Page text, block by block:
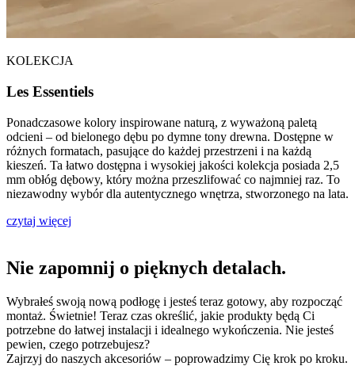
KOLEKCJA
Les Essentiels
Ponadczasowe kolory inspirowane naturą, z wyważoną paletą
odcieni – od bielonego dębu po dymne tony drewna. Dostępne w
różnych formatach, pasujące do każdej przestrzeni i na każdą
kieszeń. Ta łatwo dostępna i wysokiej jakości kolekcja posiada 2,5
mm obłóg dębowy, który można przeszlifować co najmniej raz. To
niezawodny wybór dla autentycznego wnętrza, stworzonego na lata.
czytaj więcej
Nie zapomnij o pięknych detalach.
Wybrałeś swoją nową podłogę i jesteś teraz gotowy, aby rozpocząć
montaż. Świetnie! Teraz czas określić, jakie produkty będą Ci
potrzebne do łatwej instalacji i idealnego wykończenia. Nie jesteś
pewien, czego potrzebujesz?
Zajrzyj do naszych akcesoriów – poprowadzimy Cię krok po kroku.